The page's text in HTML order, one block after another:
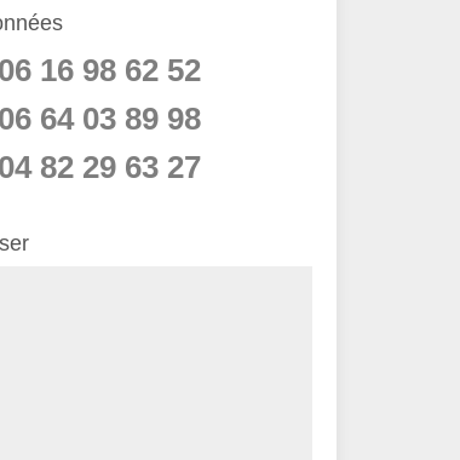
06 16 98 62 52
06 64 03 89 98
04 82 29 63 27